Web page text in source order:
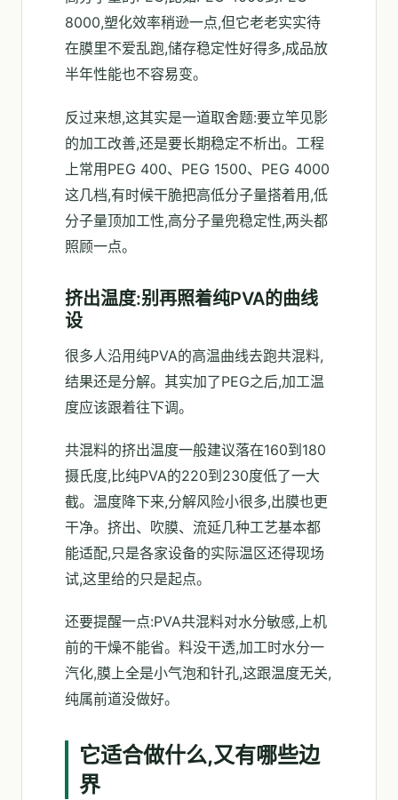
8000,塑化效率稍逊一点,但它老老实实待
在膜里不爱乱跑,储存稳定性好得多,成品放
半年性能也不容易变。
反过来想,这其实是一道取舍题:要立竿见影
的加工改善,还是要长期稳定不析出。工程
上常用PEG 400、PEG 1500、PEG 4000
这几档,有时候干脆把高低分子量搭着用,低
分子量顶加工性,高分子量兜稳定性,两头都
照顾一点。
挤出温度:别再照着纯PVA的曲线
设
很多人沿用纯PVA的高温曲线去跑共混料,
结果还是分解。其实加了PEG之后,加工温
度应该跟着往下调。
共混料的挤出温度一般建议落在160到180
摄氏度,比纯PVA的220到230度低了一大
截。温度降下来,分解风险小很多,出膜也更
干净。挤出、吹膜、流延几种工艺基本都
能适配,只是各家设备的实际温区还得现场
试,这里给的只是起点。
还要提醒一点:PVA共混料对水分敏感,上机
前的干燥不能省。料没干透,加工时水分一
汽化,膜上全是小气泡和针孔,这跟温度无关,
纯属前道没做好。
它适合做什么,又有哪些边
界